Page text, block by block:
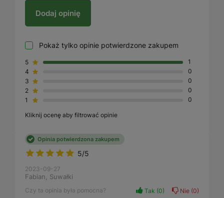
Dodaj opinię
Pokaż tylko opinie potwierdzone zakupem
5
1
4
0
3
0
2
0
1
0
Kliknij ocenę aby filtrować opinie
5/5
Opinia potwierdzona zakupem
2023-09-27
Fabian, Suwałki
Czy ta opinia była pomocna? Tak 0 Nie 0